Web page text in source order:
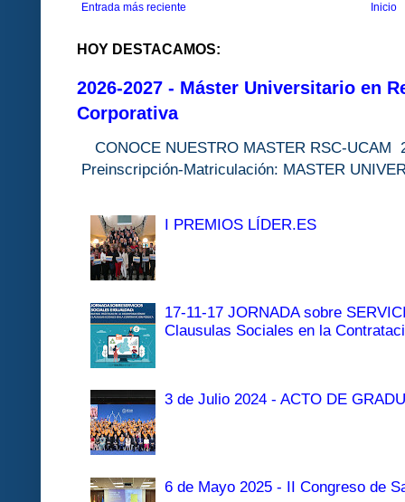
Entrada más reciente Inicio
HOY DESTACAMOS:
2026-2027 - Máster Universitario en
Corporativa
CONOCE NUESTRO MASTER
Preinscripción-Matriculación: MASTER
I PREMIOS LÍDER.ES
17-11-17 JORNADA sobre
Clausulas Sociales en la
3 de Julio 2024 - ACTO DE
6 de Mayo 2025 - II Congreso de